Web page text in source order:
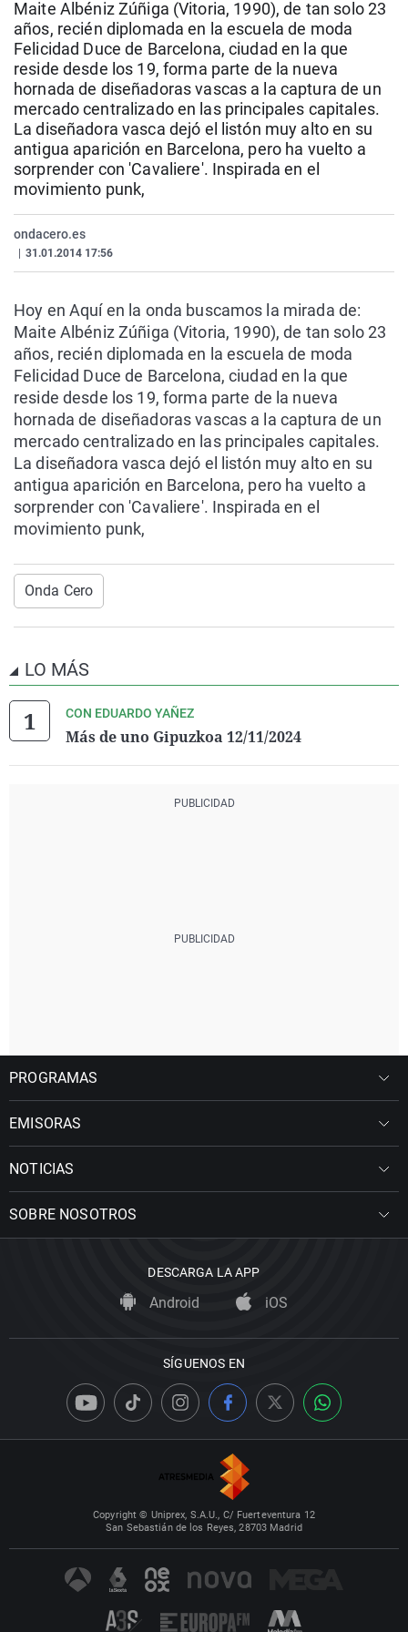
La rosa de los vientos
Gente viajera
Como el perro y el
Caso
Retornados
Equipo de
Operación Viuda
Extremadura
Galicia
La Rioja
Navarra
País Vasco
Virales
Televisión
Elecciones
Maite Albéniz Zúñiga (Vitoria, 1990), de tan solo 23
años, recién diplomada en la escuela de moda
Felicidad Duce de Barcelona, ciudad en la que
reside desde los 19, forma parte de la nueva
hornada de diseñadoras vascas a la captura de un
mercado centralizado en las principales capitales.
La diseñadora vasca dejó el listón muy alto en su
antigua aparición en Barcelona, pero ha vuelto a
sorprender con 'Cavaliere'. Inspirada en el
movimiento punk,
ondacero.es
31.01.2014 17:56
Hoy en Aquí en la onda buscamos la mirada de:
Maite Albéniz Zúñiga (Vitoria, 1990), de tan solo 23
años, recién diplomada en la escuela de moda
Felicidad Duce de Barcelona, ciudad en la que
reside desde los 19, forma parte de la nueva
hornada de diseñadoras vascas a la captura de un
mercado centralizado en las principales capitales.
La diseñadora vasca dejó el listón muy alto en su
antigua aparición en Barcelona, pero ha vuelto a
sorprender con 'Cavaliere'. Inspirada en el
movimiento punk,
Onda Cero
LO MÁS
CON EDUARDO YAÑEZ
Más de uno Gipuzkoa 12/11/2024
PROGRAMAS
EMISORAS
NOTICIAS
SOBRE NOSOTROS
DESCARGA LA APP
Android iOS
SÍGUENOS EN
Copyright © Uniprex, S.A.U., C/ Fuerteventura 12
San Sebastián de los Reyes, 28703 Madrid